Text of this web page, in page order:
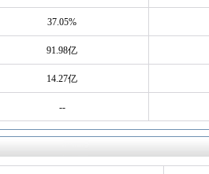
37.05%
91.98亿
14.27亿
--